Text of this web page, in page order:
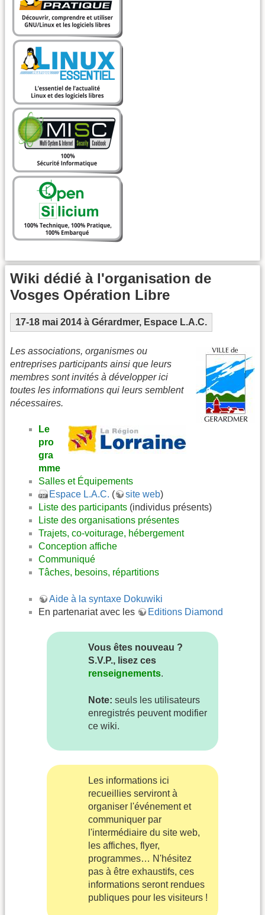
Wiki dédié à l'organisation de
Vosges Opération Libre
17-18 mai 2014 à Gérardmer, Espace L.A.C.
Les associations, organismes ou
entreprises participants ainsi que leurs
membres sont invités à développer ici
toutes les informations qui leurs semblent
nécessaires.
Le
pro
gra
mme
Salles et Équipements
Espace L.A.C. ( site web)
Liste des participants (individus présents)
Liste des organisations présentes
Trajets, co-voiturage, hébergement
Conception affiche
Communiqué
Tâches, besoins, répartitions
Aide à la syntaxe Dokuwiki
En partenariat avec les
Editions Diamond
Vous êtes nouveau ?
S.V.P., lisez ces
renseignements.
Note: seuls les utilisateurs
enregistrés peuvent modifier
ce wiki.
Les informations ici
recueillies serviront à
organiser l'événement et
communiquer par
l'intermédiaire du site web,
les affiches, flyer,
programmes… N'hésitez
pas à être exhaustifs, ces
informations seront rendues
publiques pour les visiteurs !